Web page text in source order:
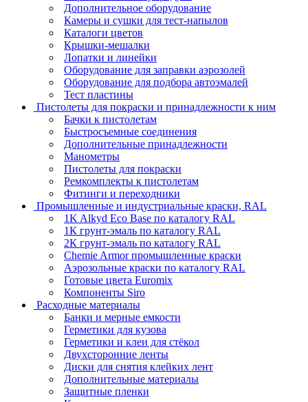
Дополнительное оборудование
Камеры и сушки для тест-напылов
Каталоги цветов
Крышки-мешалки
Лопатки и линейки
Оборудование для заправки аэрозолей
Оборудование для подбора автоэмалей
Тест пластины
Пистолеты для покраски и принадлежности к ним
Бачки к пистолетам
Быстросъемные соединения
Дополнительные принадлежности
Манометры
Пистолеты для покраски
Ремкомплекты к пистолетам
Фитинги и переходники
Промышленные и индустриальные краски, RAL
1K Alkyd Eco Base по каталогу RAL
1К грунт-эмаль по каталогу RAL
2К грунт-эмаль по каталогу RAL
Chemie Armor промышленные краски
Аэрозольные краски по каталогу RAL
Готовые цвета Euromix
Компоненты Siro
Расходные материалы
Банки и мерные емкости
Герметики для кузова
Герметики и клеи для стёкол
Двухсторонние ленты
Диски для снятия клейких лент
Дополнительные материалы
Защитные пленки